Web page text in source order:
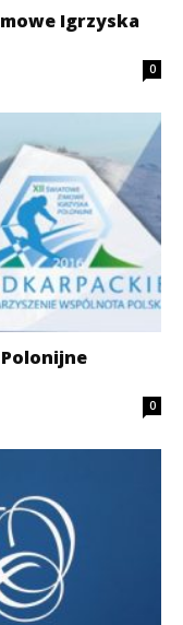
Igrzyska
0
0